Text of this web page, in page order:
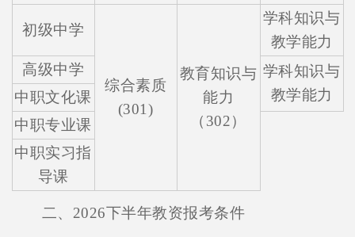
初级中学
综合素质
(301)
教育知识与
能力
（302）
学科知识与
教学能力
高级中学
学科知识与
教学能力
中职文化课
中职专业课
中职实习指
导课
二、2026下半年教资报考条件